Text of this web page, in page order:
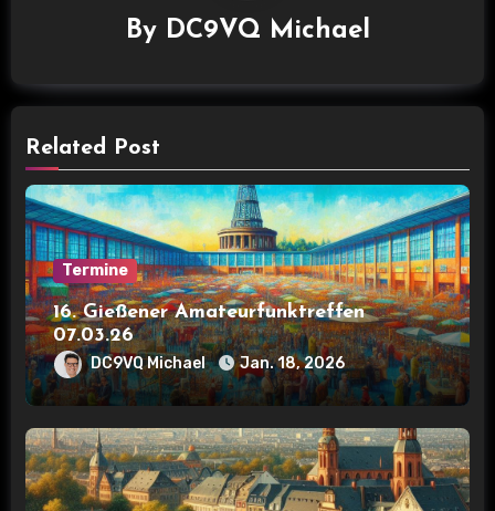
n
v
g
a
o
n
By DC9VQ Michael
Related Post
Termine
16. Gießener Amateurfunktreffen
07.03.26
DC9VQ Michael Jan. 18, 2026